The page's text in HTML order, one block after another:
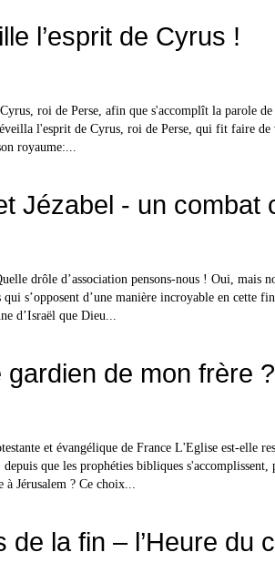
l’esprit de Cyrus !
roi de Perse, afin que s'accomplît la parole
l'esprit de Cyrus, roi de Perse, qui fit faire
royaume:...
Jézabel - un combat
drôle d’association pensons-nous ! Oui, mais
s’opposent d’une manière incroyable en cette
d’Israël que Dieu...
gardien de mon frère
et évangélique de France L'Eglise est-elle
que les prophéties bibliques s'accomplissent,
à Jérusalem ? Ce choix...
de la fin – l’Heure du